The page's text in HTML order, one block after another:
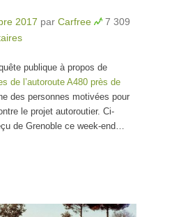
2017 par Carfree
7 309
publique à propos de
de l’autoroute A480 près de
des personnes motivées pour
le projet autoroutier. Ci-
de Grenoble ce week-end…